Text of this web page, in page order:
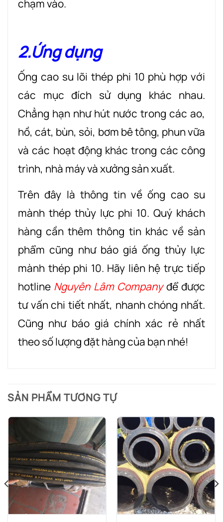
chạm vào.
2.Ứng dụng
Ống cao su lõi thép phi 10 phù hợp với
các mục đích sử dụng khác nhau.
Chẳng hạn như hút nước trong các ao,
hồ, cát, bùn, sỏi, bơm bê tông, phun vữa
và các hoạt động khác trong các công
trình, nhà máy và xưởng sản xuất.
Trên đây là thông tin về ống cao su
mành thép thủy lực phi 10. Quý khách
hàng cần thêm thông tin khác về sản
phẩm cũng như báo giá ống thủy lực
mành thép phi 10. Hãy liên hệ trực tiếp
hotline Nguyên Lâm Companyđể được
tư vấn chi tiết nhất, nhanh chóng nhất.
Cũng như báo giá chính xác rẻ nhất
theo số lượng đặt hàng của bạn nhé!
SẢN PHẨM TƯƠNG TỰ